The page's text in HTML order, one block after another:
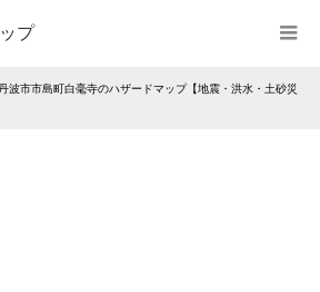
プ
波市市島町白毫寺のハザードマップ【地震・洪水・土砂災